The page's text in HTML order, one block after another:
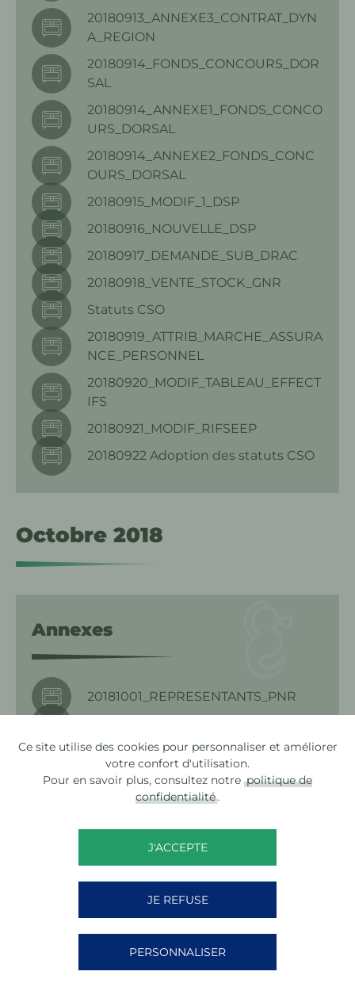
20180913_ANNEXE3_CONTRAT_DYN
A_REGION
20180914_FONDS_CONCOURS_DOR
SAL
20180914_ANNEXE1_FONDS_CONCO
URS_DORSAL
20180914_ANNEXE2_FONDS_CONC
OURS_DORSAL
20180915_MODIF_1_DSP
20180916_NOUVELLE_DSP
20180917_DEMANDE_SUB_DRAC
20180918_VENTE_STOCK_GNR
Statuts CSO
20180919_ATTRIB_MARCHE_ASSURA
NCE_PERSONNEL
20180920_MODIF_TABLEAU_EFFECT
IFS
20180921_MODIF_RIFSEEP
20180922 Adoption des statuts CSO
Octobre 2018
Annexes
20181001_REPRESENTANTS_PNR
20181003_MODIF_REDEVANCES_SPA
NC
20181004_MODIF_REGLE_SPANC
20181005_RPQS_CTDMA
20181005_ANNEXE_RPQS_CTDMA
20181007_CONVENTION_LAMPES_O
Ce site utilise des cookies pour personnaliser et améliorer
votre confort d'utilisation.
Pour en savoir plus, consultez notrepolitique de
confidentialité.
J'ACCEPTE
JE REFUSE
PERSONNALISER